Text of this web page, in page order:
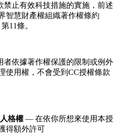
止有效科技措施的實施，前述
智慧財產權組織著作權條約
11條。
依據著作權保護的限制或例外
使用權，不會受到CC授權條款
格權 — 在依你所想來使用本授
得額外許可